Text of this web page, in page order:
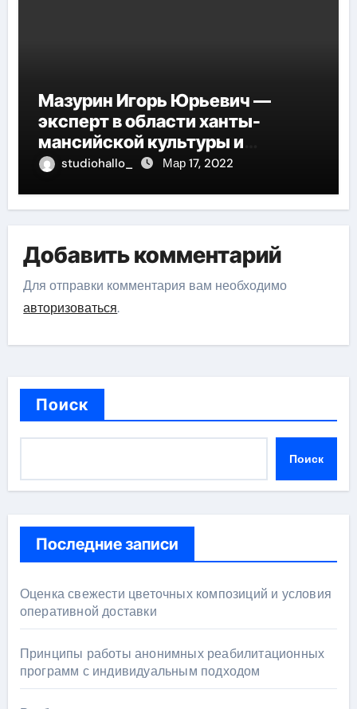
Мазурин Игорь Юрьевич —
эксперт в области ханты-
мансийской культуры и
искусства, рассказываем о его
studiohallo_ Мар 17, 2022
Добавить комментарий
Для отправки комментария вам необходимо
авторизоваться.
Поиск
Поиск
Последние записи
Оценка свежести цветочных композиций и условия
оперативной доставки
Принципы работы анонимных реабилитационных
программ с индивидуальным подходом